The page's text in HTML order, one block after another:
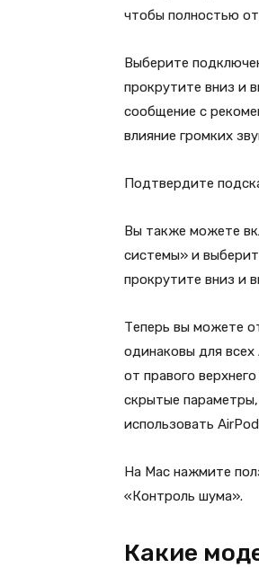
чтобы полностью
Выберите
прокрутите вниз и
сообщение с
влияние громких
Подтвердите
Вы также можете
системы» и
прокрутите вниз и
Теперь вы можете
одинаковы для
от правого
скрытые
использовать
На Mac нажмите
«Контроль шума».
Какие